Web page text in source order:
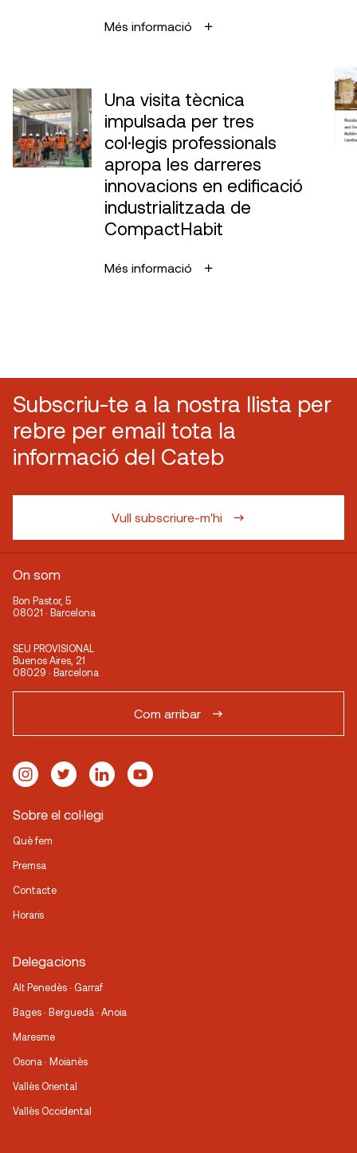
Més informació
Una visita tècnica
impulsada per tres
col·legis professionals
apropa les darreres
innovacions en edificació
industrialitzada de
CompactHabit
Més informació
Subscriu-te a la nostra llista per
rebre per email tota la
informació del Cateb
Vull subscriure-m'hi
On som
Bon Pastor, 5
08021 · Barcelona
SEU PROVISIONAL
Buenos Aires, 21
08029 · Barcelona
Com arribar
Sobre el col·legi
Què fem
Premsa
Contacte
Horaris
Delegacions
Alt Penedès · Garraf
Bages · Berguedà · Anoia
Maresme
Osona · Moianès
Vallès Oriental
Vallès Occidental